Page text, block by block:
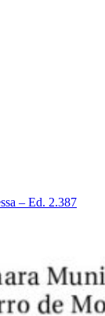
– Ed. 2.387